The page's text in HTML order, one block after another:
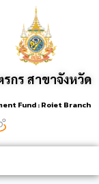
ร สาขาจังหวัด
Fund : Roiet Branch